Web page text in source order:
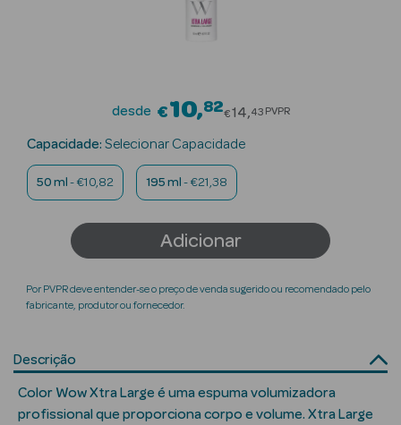
Beauty Season
Maquilhagem
Beauty Season
Maquilhagem
Beauty Season
Nutricosmética
Perfumes
Beauty Season
desde €10 82Price reduced
€14 43 PVPR
Capacidade: Selecionar Capacidade
50 ml - €10,82 195 ml - €21,38
Adicionar
Por PVPR deve entender-se o preço de venda sugerido ou recomendado pelo
fabricante, produtor ou fornecedor.
Descrição
Color Wow Xtra Large é uma espuma volumizadora
profissional que proporciona corpo e volume. Xtra Large